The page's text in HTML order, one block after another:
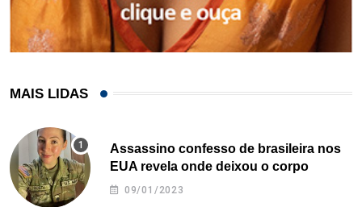
MAIS LIDAS
Assassino confesso de brasileira nos
EUA revela onde deixou o corpo
09/01/2023